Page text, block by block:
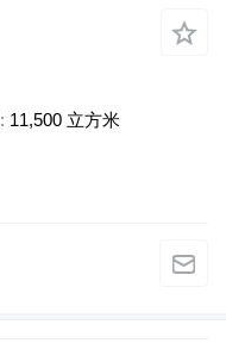
11,500 立方米